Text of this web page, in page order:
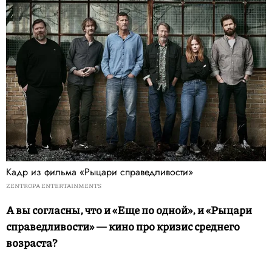
Кадр из фильма «Рыцари справедливости»
ZENTROPA ENTERTAINMENTS
А вы согласны, что и «Еще по одной», и «Рыцари
справедливости» — кино про кризис среднего
возраста?